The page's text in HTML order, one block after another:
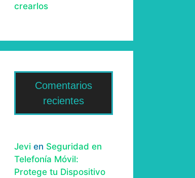
crearlos
Comentarios
recientes
Jevi en Seguridad en
Telefonía Móvil:
Protege tu Dispositivo